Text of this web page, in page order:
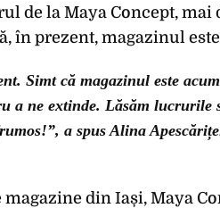
de la Maya Concept, mai
în prezent, magazinul
Simt că magazinul este
a ne extinde. Lăsăm lucrurile
a spus Alina
din Iași, Maya